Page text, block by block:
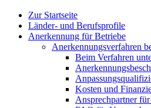
Zur Startseite
Länder- und Berufsprofile
Anerkennung für Betriebe
Anerkennungsverfahren
Beim Verfahren
Kosten und
Ansprechpartner